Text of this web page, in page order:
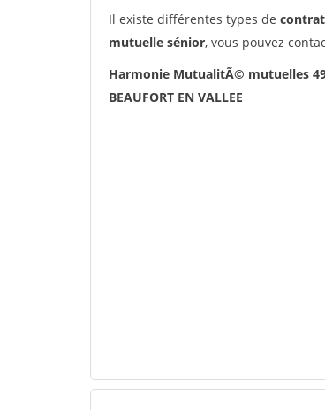
Il existe différentes types de
mutuelle sénior, vous pouvez
Harmonie MutualitÃ© mutuelles
BEAUFORT EN VALLEE